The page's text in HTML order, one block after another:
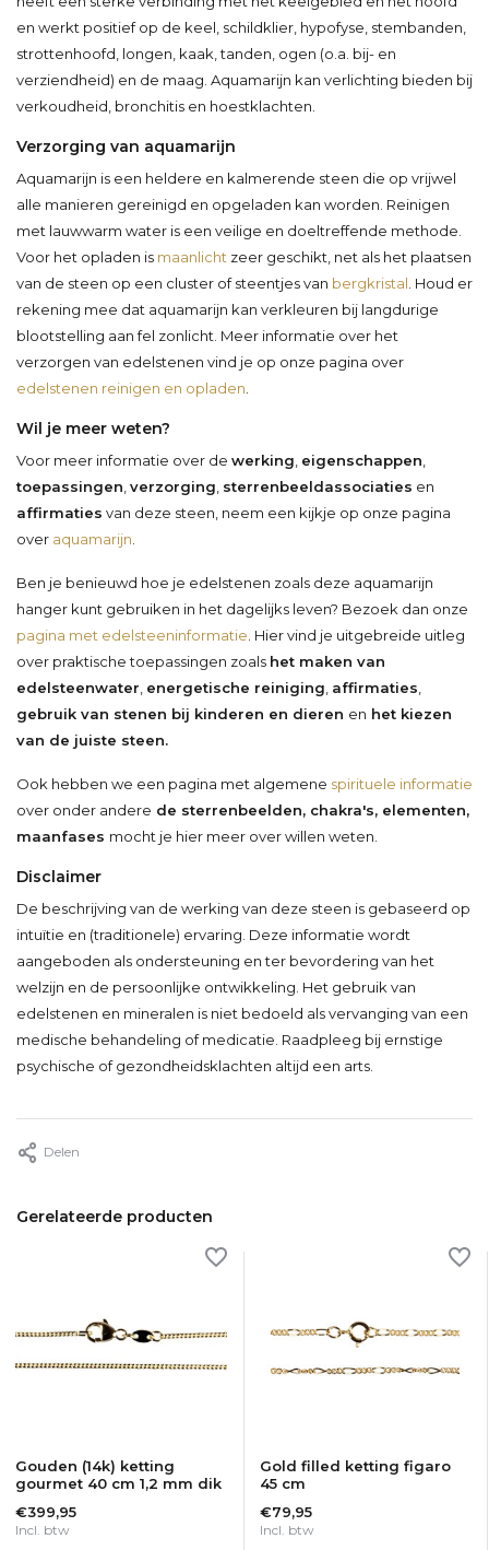
en werkt positief op de keel, schildklier, hypofyse, stembanden,
strottenhoofd, longen, kaak, tanden, ogen (o.a. bij- en
verziendheid) en de maag. Aquamarijn kan verlichting bieden bij
verkoudheid, bronchitis en hoestklachten.
Verzorging van aquamarijn
Aquamarijn is een heldere en kalmerende steen die op vrijwel
alle manieren gereinigd en opgeladen kan worden. Reinigen
met lauwwarm water is een veilige en doeltreffende methode.
Voor het opladen is maanlicht zeer geschikt, net als het plaatsen
van de steen op een cluster of steentjes van bergkristal . Houd er
rekening mee dat aquamarijn kan verkleuren bij langdurige
blootstelling aan fel zonlicht. Meer informatie over het
verzorgen van edelstenen vind je op onze pagina over
edelstenen reinigen en opladen
Wil je meer weten?
Voor meer informatie over de werking eigenschappen
toepassingen verzorging sterrenbeeldassociaties en
affirmaties van deze steen, neem een kijkje op onze pagina
over aquamarijn
Ben je benieuwd hoe je edelstenen zoals deze aquamarijn
hanger kunt gebruiken in het dagelijks leven? Bezoek dan onze
pagina met edelsteeninformatie . Hier vind je uitgebreide uitleg
over praktische toepassingen zoals het maken van
edelsteenwater energetische reiniging affirmaties
gebruik van stenen bij kinderen en dieren en het kiezen
van de juiste steen.
Ook hebben we een pagina met algemene spirituele informatie
over onder andere de sterrenbeelden, chakra's, elementen,
maanfases mocht je hier meer over willen weten.
Disclaimer
De beschrijving van de werking van deze steen is gebaseerd op
intuïtie en (traditionele) ervaring. Deze informatie wordt
aangeboden als ondersteuning en ter bevordering van het
welzijn en de persoonlijke ontwikkeling. Het gebruik van
edelstenen en mineralen is niet bedoeld als vervanging van een
medische behandeling of medicatie. Raadpleeg bij ernstige
psychische of gezondheidsklachten altijd een arts.
Delen
Gerelateerde producten
Gouden (14k) ketting
gourmet 40 cm 1,2 mm dik
€399,95
Incl. btw
Gold filled ketting figaro
45 cm
€79,95
Incl. btw